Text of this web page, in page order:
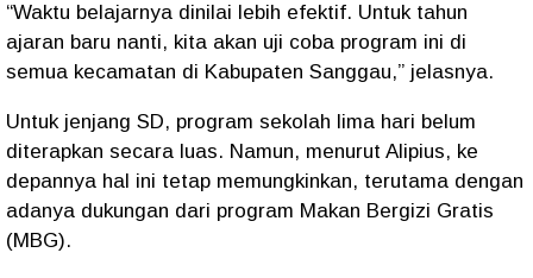
“Waktu belajarnya dinilai lebih efektif. Untuk tahun
ajaran baru nanti, kita akan uji coba program ini di
semua kecamatan di Kabupaten Sanggau,” jelasnya.
Untuk jenjang SD, program sekolah lima hari belum
diterapkan secara luas. Namun, menurut Alipius, ke
depannya hal ini tetap memungkinkan, terutama dengan
adanya dukungan dari program Makan Bergizi Gratis
(MBG).